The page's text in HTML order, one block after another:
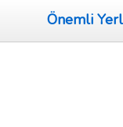
Önemli